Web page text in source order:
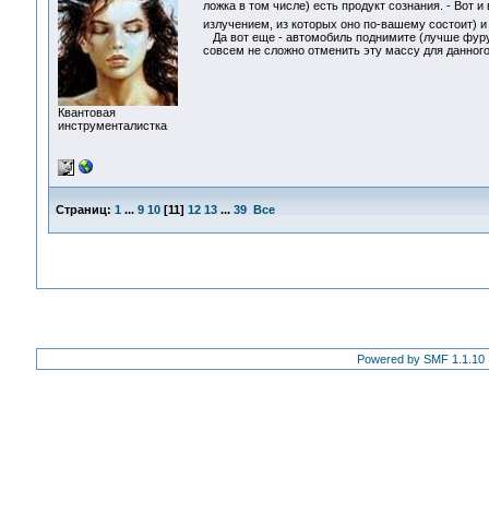
Квантовая
инструменталистка
ложка в том числе) есть продукт сознания. - Вот
излучением, из которых оно по-вашему состоит)
Да вот еще - автомобиль поднимите (лучше
совсем не сложно отменить эту массу для
Страниц: 1 ... 9 10[11] 12 13 ... 39 Все
Powered by SMF 1.1.10